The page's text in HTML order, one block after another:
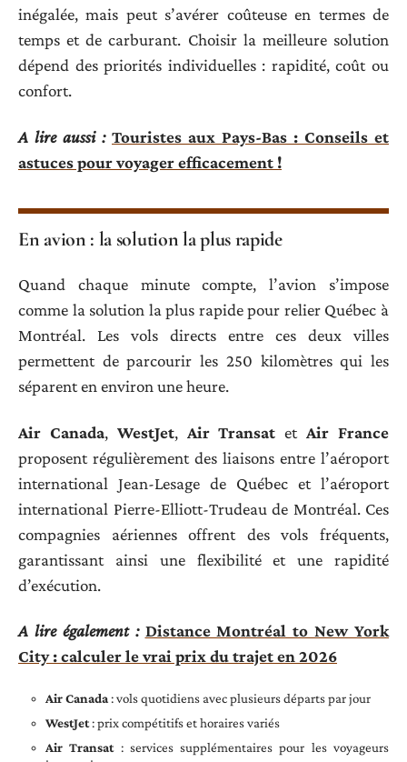
inégalée, mais peut s’avérer coûteuse en termes de
temps et de carburant. Choisir la meilleure solution
dépend des priorités individuelles : rapidité, coût ou
confort.
A lire aussi : Touristes aux Pays-Bas : Conseils et
astuces pour voyager efficacement !
En avion : la solution la plus rapide
Quand chaque minute compte, l’avion s’impose
comme la solution la plus rapide pour relier Québec à
Montréal. Les vols directs entre ces deux villes
permettent de parcourir les 250 kilomètres qui les
séparent en environ une heure.
Air Canada, WestJet, Air Transat etAir France
proposent régulièrement des liaisons entre l’aéroport
international Jean-Lesage de Québec et l’aéroport
international Pierre-Elliott-Trudeau de Montréal. Ces
compagnies aériennes offrent des vols fréquents,
garantissant ainsi une flexibilité et une rapidité
d’exécution.
A lire également : Distance Montréal to New York
City : calculer le vrai prix du trajet en 2026
Air Canada: vols quotidiens avec plusieurs départs par jour
WestJet: prix compétitifs et horaires variés
Air Transat: services supplémentaires pour les voyageurs